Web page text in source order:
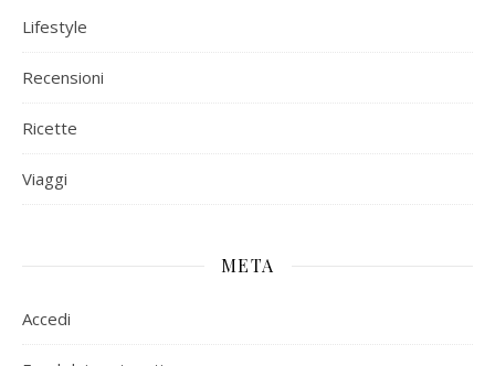
Lifestyle
Recensioni
Ricette
Viaggi
META
Accedi